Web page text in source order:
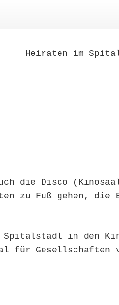
Heiraten im
die Disco
zu Fuß gehen, die
Spitalstadl in den
für Gesellschaften